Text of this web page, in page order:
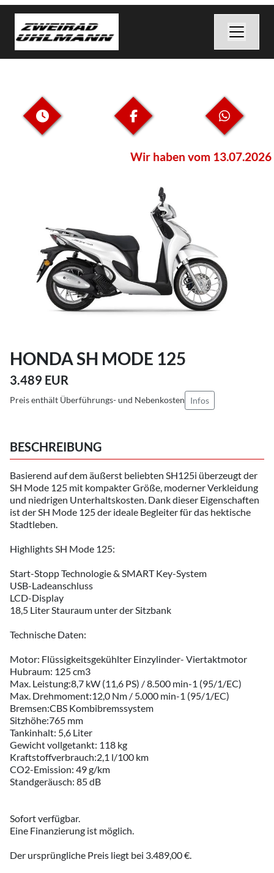
Wir haben vom 13.07.2026
HONDA SH MODE 125
3.489 EUR
Preis enthält Überführungs- und Nebenkosten Infos
BESCHREIBUNG
Basierend auf dem äußerst beliebten SH125i überzeugt der
SH Mode 125 mit kompakter Größe, moderner Verkleidung
und niedrigen Unterhaltskosten. Dank dieser Eigenschaften
ist der SH Mode 125 der ideale Begleiter für das hektische
Stadtleben.
Highlights SH Mode 125:
Start-Stopp Technologie & SMART Key-System
USB-Ladeanschluss
LCD-Display
18,5 Liter Stauraum unter der Sitzbank
Technische Daten:
Motor: Flüssigkeitsgekühlter Einzylinder- Viertaktmotor
Hubraum: 125 cm3
Max. Leistung:8,7 kW (11,6 PS) / 8.500 min-1 (95/1/EC)
Max. Drehmoment:12,0 Nm / 5.000 min-1 (95/1/EC)
Bremsen:CBS Kombibremssystem
Sitzhöhe:765 mm
Tankinhalt: 5,6 Liter
Gewicht vollgetankt: 118 kg
Kraftstoffverbrauch:2,1 l/100 km
CO2-Emission: 49 g/km
Standgeräusch: 85 dB
Sofort verfügbar.
Eine Finanzierung ist möglich.
Der ursprüngliche Preis liegt bei 3.489,00 €.